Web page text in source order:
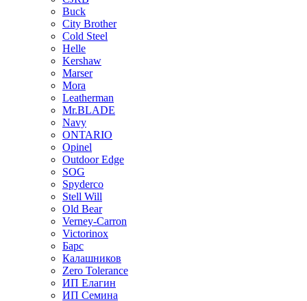
Buck
City Brother
Cold Steel
Helle
Kershaw
Marser
Mora
Leatherman
Mr.BLADE
Navy
ONTARIO
Opinel
Outdoor Edge
SOG
Spyderco
Stell Will
Old Bear
Verney-Carron
Victorinox
Барс
Калашников
Zero Tolerance
ИП Елагин
ИП Семина